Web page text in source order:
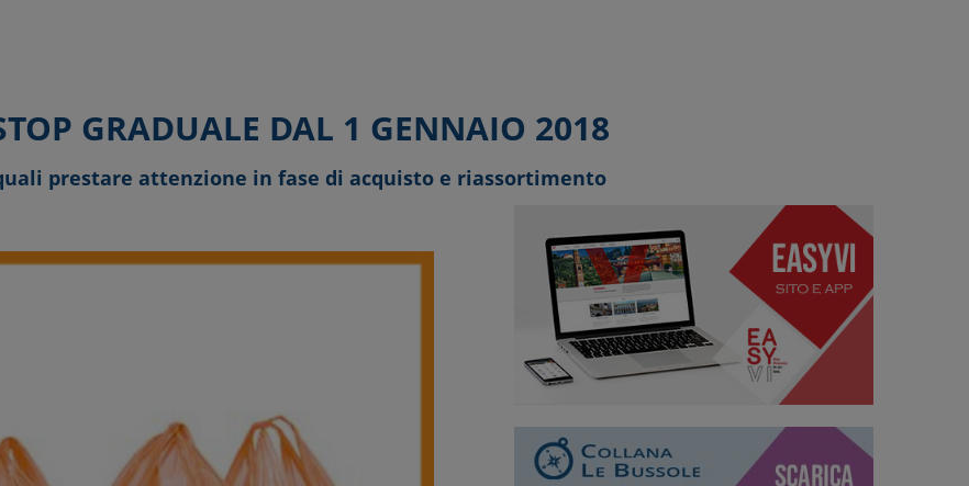
GRADUALE DAL 1 GENNAIO 2018
prestare attenzione in fase di acquisto e riassortimento